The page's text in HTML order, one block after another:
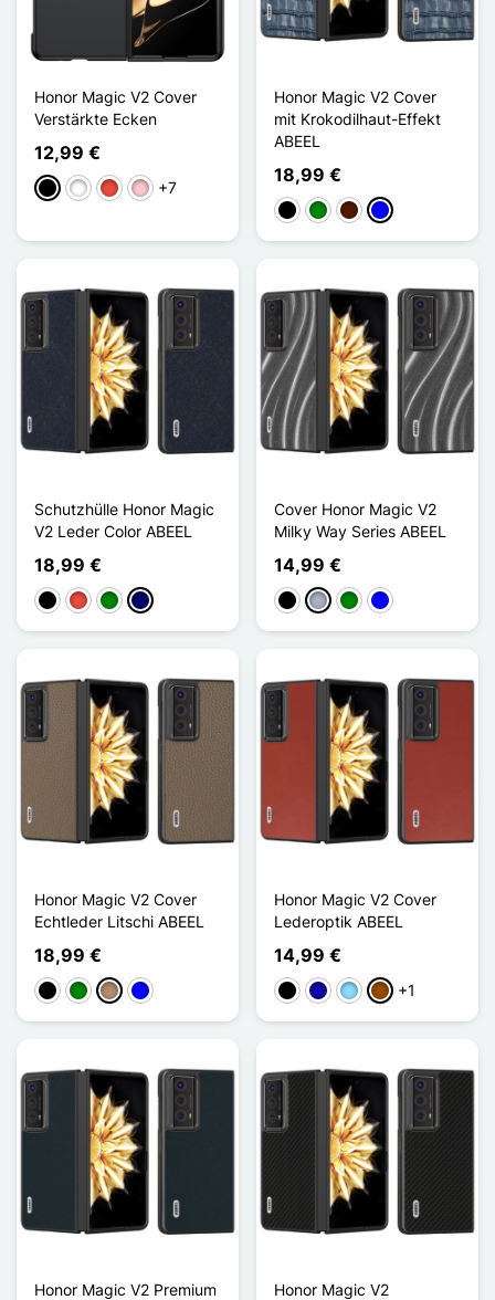
Honor Magic V2 Cover
Verstärkte Ecken
12,99 €
Schwarz
WeißRot Pink+7
Honor Magic V2 Cover
mit Krokodilhaut-Effekt
ABEEL
18,99 €
Schwarz
GrünDunkelbraun
Blau
Schutzhülle Honor Magic
V2 Leder Color ABEEL
18,99 €
Schwarz
Rot GrünMarineblau
Cover Honor Magic V2
Milky Way Series ABEEL
14,99 €
Schwarz
GrauGrünBlau
Honor Magic V2 Cover
Echtleder Litschi ABEEL
18,99 €
Schwarz
GrünTaupeBlau
Honor Magic V2 Cover
Lederoptik ABEEL
14,99 €
SchwarzDunkelblau
HellblauBraun
+1
Honor Magic V2 Premium
Honor Magic V2